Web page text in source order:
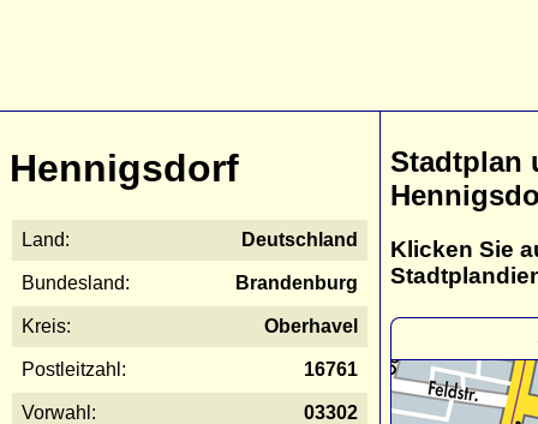
Hennigsdorf
Land: Deutschland
Bundesland: Brandenburg
Kreis: Oberhavel
Postleitzahl: 16761
Vorwahl: 03302
Stadtplan
Klicken Sie